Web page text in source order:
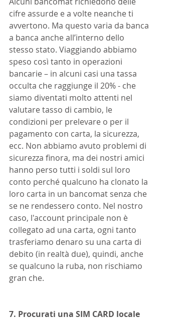
cifre assurde e a volte neanche ti
avvertono. Ma questo varia da banca
a banca anche all’interno dello
stesso stato. Viaggiando abbiamo
speso così tanto in operazioni
bancarie – in alcuni casi una tassa
occulta che raggiunge il 20% - che
siamo diventati molto attenti nel
valutare tasso di cambio, le
condizioni per prelevare o per il
pagamento con carta, la sicurezza,
ecc. Non abbiamo avuto problemi di
sicurezza finora, ma dei nostri amici
hanno perso tutti i soldi sul loro
conto perché qualcuno ha clonato la
loro carta in un bancomat senza che
se ne rendessero conto. Nel nostro
caso, l'account principale non è
collegato ad una carta, ogni tanto
trasferiamo denaro su una carta di
debito (in realtà due), quindi, anche
se qualcuno la ruba, non rischiamo
gran che.
7. Procurati una SIM CARD locale